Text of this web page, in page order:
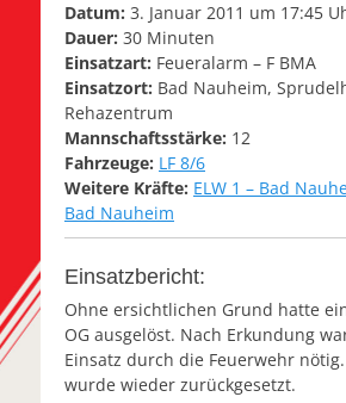
Datum: 3. Januar 2011 um 17:45
Dauer: 30 Minuten
Einsatzart: Feueralarm – F BMA
Einsatzort: Bad Nauheim,
Rehazentrum
Mannschaftsstärke: 12
Fahrzeuge: LF 8/6
Weitere Kräfte: ELW 1 – Bad
Bad Nauheim
Einsatzbericht:
Ohne ersichtlichen Grund hatte
OG ausgelöst. Nach Erkundung
Einsatz durch die Feuerwehr
wurde wieder zurückgesetzt.